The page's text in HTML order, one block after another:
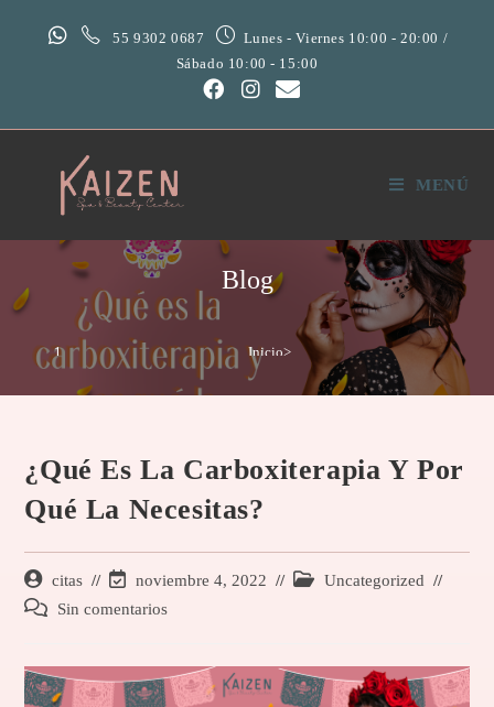
55 9302 0687
Lunes - Viernes 10:00 - 20:00 /
Sábado 10:00 - 15:00
MENÚ
Blog
Inicio>
Uncategorized
¿Qué Es La Carboxiterapia Y Por
Qué La Necesitas?
citas noviembre 4, 2022
Uncategorized
Sin comentarios